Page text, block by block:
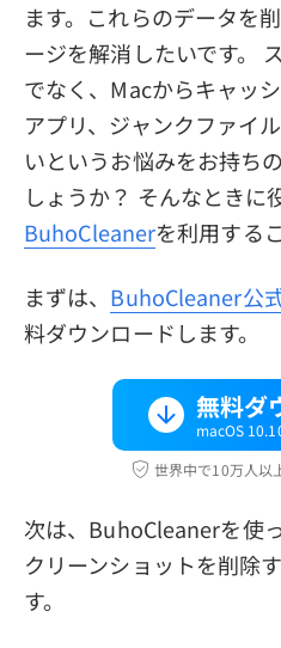
ます。これらのデータを
ージを解消したいです。
でなく、Macからキャッ
アプリ、ジャンクファイ
いというお悩みをお持ち
しょうか？ そんなときに
BuhoCleanerを利用する
まずは、 BuhoCleaner公
料ダウンロードします。
無料ダ
macOS
世界中で10万人以
次は、BuhoCleanerを使
クリーンショットを削除
す。